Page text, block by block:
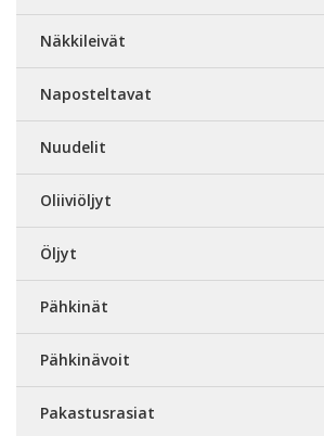
Näkkileivät
Naposteltavat
Nuudelit
Oliiviöljyt
Öljyt
Pähkinät
Pähkinävoit
Pakastusrasiat